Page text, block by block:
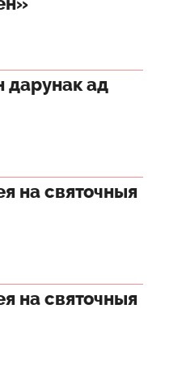
дарунак ад
на святочныя
на святочныя